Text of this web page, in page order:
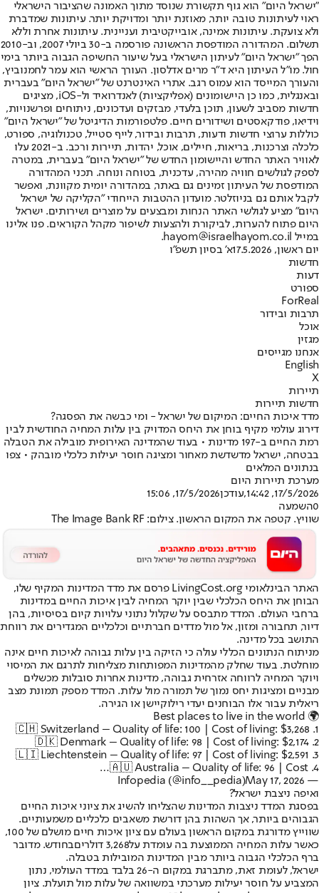
"ישראל היום" הוא גוף תקשורת שנוסד מתוך האמונה שהציבור הישראלי
ראוי לעיתונות טובה יותר, מאוזנת יותר ומדויקת יותר. עיתונות שמדברת
ולא צועקת. עיתונות אמינה, אובייקטיבית ועניינית. עיתונות אחרת וללא
תשלום. המהדורה המודפסת הראשונה פורסמה ב-30 ביולי 2007, וב-2010
הפך "ישראל היום" לעיתון הישראלי בעל שיעור החשיפה הגבוה ביותר בימי
חול. מו"ל העיתון היא ד"ר מרים אדלסון. העורך הראשי הוא עמר לחמנוביץ,
והעורך המייסד הוא עמוס רגב. אתרי האינטרנט של "ישראל היום" בעברית
ובאנגלית, כמו כן היישומונים (אפליקציות) לאנדרואיד ול-iOS, מציגים
חדשות מסביב לשעון, תוכן בלעדי, מבזקים ועדכונים, ניתוחים ופרשנויות,
וידיאו, פודקאסטים ושידורים חיים. פלטפורמות הדיגיטל של "ישראל היום"
כוללות ערוצי חדשות ודעות, תרבות ובידור, לייף סטייל, טכנולוגיה, ספורט,
כלכלה וצרכנות, בריאות, חיילים, אוכל, יהדות, תיירות ורכב. ב-2021 עלו
לאוויר האתר החדש והיישומון החדש של "ישראל היום" בעברית, במטרה
לספק לגולשים חוויה מהירה, עדכנית, בטוחה ונוחה. תכני המהדורה
המודפסת של העיתון זמינים גם באתר, במהדורה יומית מקוונת, ואפשר
לקבל אותם גם בניוזלטר. מועדון ההטבות הייחודי "הקליקה של ישראל
היום" מציע לגולשי האתר הנחות ומבצעים על מוצרים ושירותים. ישראל
היום פתוח להערות, לביקורת ולהצעות לשיפור מקהל הקוראים. פנו אלינו
במייל hayom@israelhayom.co.il.
יום ראשון, 17.5.2026
א' בסיון תשפ"ו
חדשות
דעות
ספורט
ForReal
תרבות ובידור
אוכל
מגזין
אנחנו מגייסים
English
X
תיירות
חדשות תיירות
מדד איכות החיים: המיקום של ישראל - ומי כבשה את הפסגה?
דירוג עולמי מקיף בוחן את היחס המדויק בין עלות המחיה החודשית לבין
רמת החיים ב-197 מדינות • בעוד שהמדינה האירופית מובילה את הטבלה
בבטחה, ישראל מדשדשת מאחור ומציגה חוסר יעילות כלכלי מובהק • צפו
בנתונים המלאים
מערכת תיירות היום
17/5/2026, 14:42
,עודכן17/5/2026, 15:06
0השמעה
שוויץ. קטפה את המקום הראשון. צילום: The Image Bank RF
האתר הבינלאומי LivingCost.org פרסם את מדד המדינות המקיף שלו,
הבוחן את היחס הכלכלי שבין יוקר המחיה לבין איכות החיים במדינות
ברחבי העולם. המדד מתבסס על שקלול נתוני עלויות קיום בסיסיות, בהן
דיור, תחבורה ומזון, אל מול מדדים חברתיים וכלכליים המגדירים את רווחת
התושב בכל מדינה.
מניתוח הנתונים הכללי עולה כי הזיקה בין עלות גבוהה לאיכות חיים אינה
מוחלטת. בעוד שחלק מהמדינות המפותחות מצליחות לתרגם את המיסוי
ויוקר המחיה לרווחה אזרחית גבוהה, מדינות אחרות סובלות מכשלים
מבניים ומציגות יחס נמוך של תמורה מול עלות. המדד מספק תמונת מצב
ריאלית עבור אלו הבוחנים יעדי רילוקיישן או הגירה.
Best places to live in the world 🌍
1. 🇨🇭 Switzerland – Quality of life: 100 | Cost of living: $3,268
2. 🇩🇰 Denmark – Quality of life: 98 | Cost of living: $2,174
3. 🇱🇮 Liechtenstein – Quality of life: 97 | Cost of living: $2,591
4. 🇦🇺 Australia – Quality of life: 96 | Cost…
— Infopedia (@info__pedia)
May 17, 2026
ואיפה ניצבת ישראל?
בפסגת המדד ניצבות המדינות שהצליחו להשיג את ציוני איכות החיים
הגבוהים ביותר, אך השהות בהן דורשת משאבים כלכליים משמעותיים.
שווייץ מדורגת במקום הראשון בעולם עם ציון איכות חיים מושלם של 100,
כאשר עלות המחיה הממוצעת בה עומדת על3,268 דולרים
בחודש. מדובר
ברף הכלכלי הגבוה ביותר מבין המדינות המובילות בטבלה.
ישראל, לעומת זאת, מתברגת במקום ה-26 בלבד במדד העולמי, נתון
המצביע על חוסר יעילות מערכתי במשוואה של עלות מול תועלת. ציון